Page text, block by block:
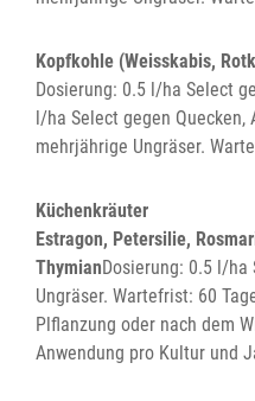
Kopfkohle (Weisskabis,
Dosierung: 0.5 l/ha Select
l/ha Select gegen Quecken,
mehrjährige Ungräser.
Küchenkräuter
Estragon, Petersilie,
ThymianDosierung: 0.5 l/ha
Ungräser. Wartefrist: 60
Plflanzung oder nach dem
Anwendung pro Kultur und